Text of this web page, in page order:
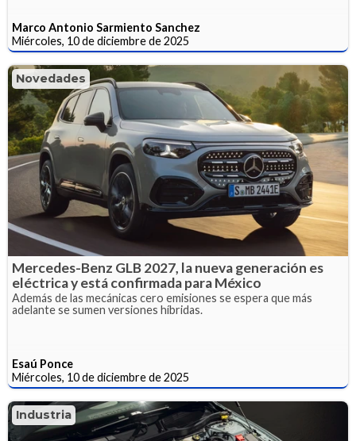
Marco Antonio Sarmiento Sanchez
Miércoles, 10 de diciembre de 2025
Novedades
Mercedes-Benz GLB 2027, la nueva generación es
eléctrica y está confirmada para México
Además de las mecánicas cero emisiones se espera que más
adelante se sumen versiones híbridas.
Esaú Ponce
Miércoles, 10 de diciembre de 2025
Industria